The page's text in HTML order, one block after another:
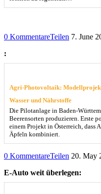
0 KommentareTeilen 7. June
:
Agri-Photovoltaik:
Wasser und Nährstoffe
Die Pilotanlage in Baden-
Beerensorten produzieren. Erste
einem Projekt in Österreich,
Äpfeln kombiniert.
0 KommentareTeilen 20. May
E-Auto weit überlegen: